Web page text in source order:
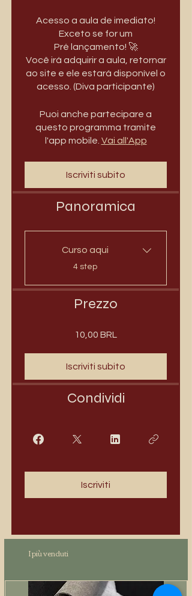
Acesso a aula de imediato!
Exceto se for um
Pré lançamento! 🚀
Você irá adquirir a aula, retornar
ao site e ele estará disponível o
acesso. (Diva participante)
Puoi anche partecipare a
questo programma tramite
l'app mobile. Vai all'App
Iscriviti subito
Panoramica
Curso aqui
.
4 step
Prezzo
10,00 BRL
Iscriviti subito
Condividi
Iscriviti
I più venduti